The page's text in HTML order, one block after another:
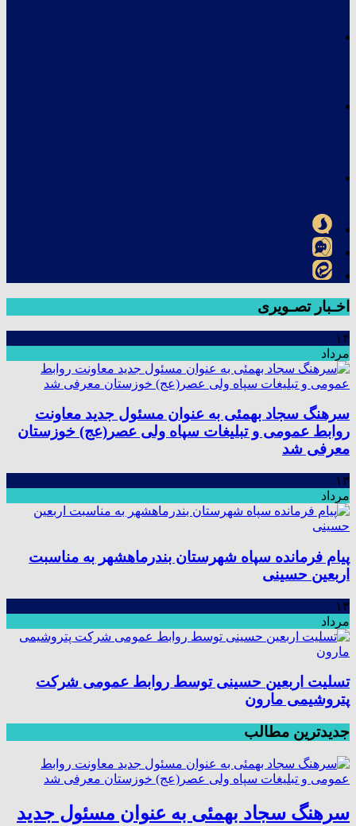
اخـبار تصـویری
۱۴
مرداد
سرهنگ سجاد بهمئی به عنوان مسئول جدید معاونت
روابط عمومی و تبلیغات سپاه ولی عصر(عج) خوزستان
معرفی شد
۱۳
مرداد
پیام فرمانده سپاه شهرستان بندرماهشهر به مناسبت
اربعین حسینی
۱۳
مرداد
تسلیت اربعین حسینی توسط روابط عمومی شرکت
پتروشیمی مارون
جدیدترین مطالب
سرهنگ سجاد بهمئی به عنوان مسئول جدید